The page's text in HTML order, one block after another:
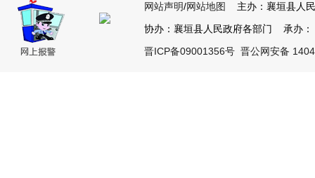
网站声明/网站地图
主办：襄垣县人
协办：襄垣县人民政府各部门 承办
晋ICP备09001356号 晋公网安备